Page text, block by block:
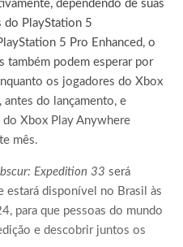
dependendo de suas
do PlayStation 5
5 Pro Enhanced, o
também podem esperar por
os jogadores do Xbox
do lançamento, e
Xbox Play Anywhere
mês.
Expedition 33 será
estará disponível no Brasil às
para que pessoas do mundo
e descobrir juntos os